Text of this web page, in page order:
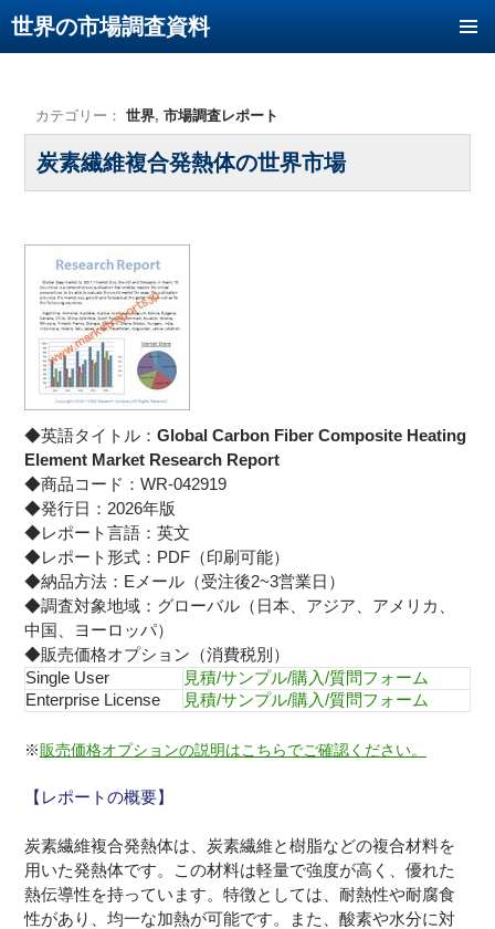
世界の市場調査資料
カテゴリー： 世界, 市場調査レポート
炭素繊維複合発熱体の世界市場
◆英語タイトル： Global Carbon Fiber Composite Heating
Element Market Research Report
◆商品コード：WR-042919
◆発行日：2026年版
◆レポート言語：英文
◆レポート形式：PDF（印刷可能）
◆納品方法：Eメール（受注後2~3営業日）
◆調査対象地域：グローバル（日本、アジア、アメリカ、
中国、ヨーロッパ）
◆販売価格オプション（消費税別）
Single User
見積/サンプル/購入/質問フォーム
Enterprise License
見積/サンプル/購入/質問フォーム
※販売価格オプションの説明はこちらでご確認ください。
【レポートの概要】
炭素繊維複合発熱体は、炭素繊維と樹脂などの複合材料を
用いた発熱体です。この材料は軽量で強度が高く、優れた
熱伝導性を持っています。特徴としては、耐熱性や耐腐食
性があり、均一な加熱が可能です。また、酸素や水分に対